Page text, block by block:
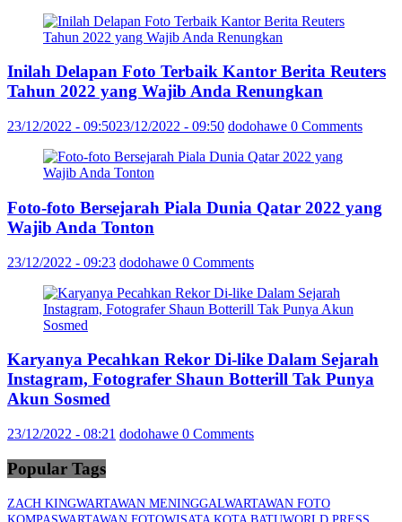
Inilah Delapan Foto Terbaik Kantor Berita Reuters
Tahun 2022 yang Wajib Anda Renungkan
23/12/2022 - 09:5023/12/2022 - 09:50 dodohawe 0 Comments
Foto-foto Bersejarah Piala Dunia Qatar 2022 yang
Wajib Anda Tonton
23/12/2022 - 09:23 dodohawe 0 Comments
Karyanya Pecahkan Rekor Di-like Dalam Sejarah
Instagram, Fotografer Shaun Botterill Tak Punya
Akun Sosmed
23/12/2022 - 08:21 dodohawe 0 Comments
Popular Tags
ZACH KINGWARTAWAN MENINGGALWARTAWAN FOTO